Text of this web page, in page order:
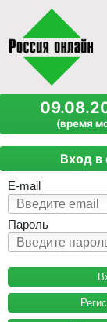
(время
Вход в
E-mail
Пароль